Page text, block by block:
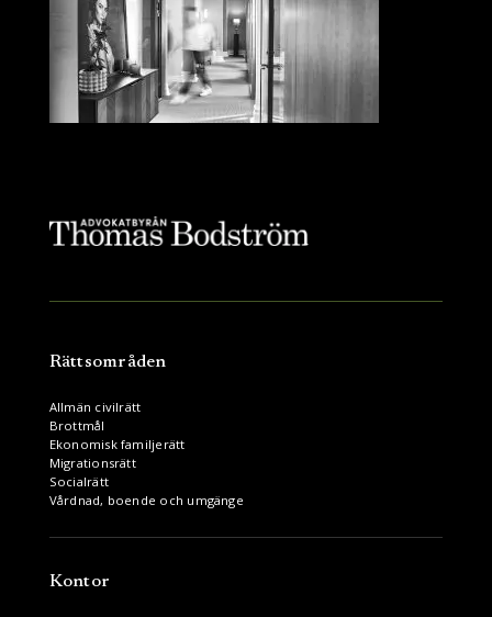
Rättsområden
Allmän civilrätt
Brottmål
Ekonomisk familjerätt
Migrationsrätt
Socialrätt
Vårdnad, boende och umgänge
Kontor